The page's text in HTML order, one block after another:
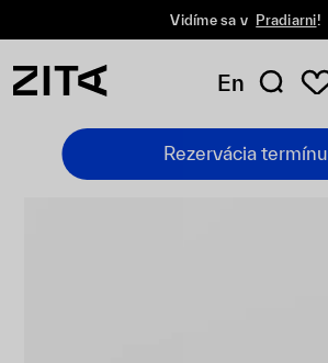
Vidíme sa v Pradiarni!
En
Rezervácia termínu